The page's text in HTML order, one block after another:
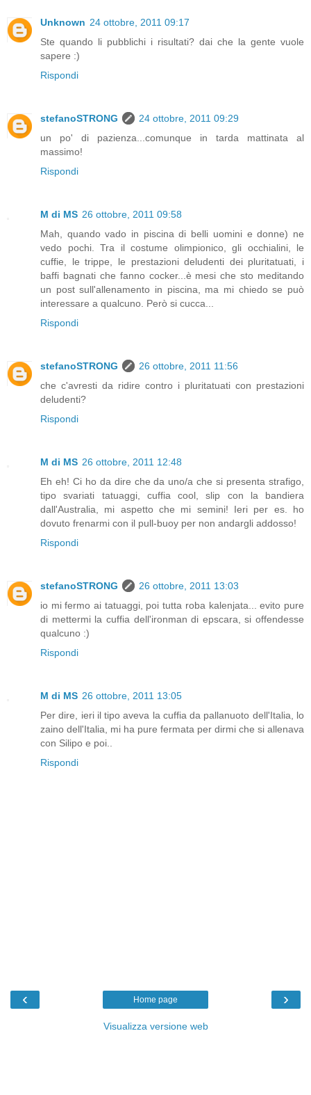
Unknown 24 ottobre, 2011 09:17
Ste quando li pubblichi i risultati? dai che la gente vuole
sapere :)
Rispondi
stefanoSTRONG
24 ottobre, 2011 09:29
un po' di pazienza...comunque in tarda mattinata al
massimo!
Rispondi
M di MS 26 ottobre, 2011 09:58
Mah, quando vado in piscina di belli uomini e donne) ne
vedo pochi. Tra il costume olimpionico, gli occhialini, le
cuffie, le trippe, le prestazioni deludenti dei pluritatuati, i
baffi bagnati che fanno cocker...è mesi che sto meditando
un post sull'allenamento in piscina, ma mi chiedo se può
interessare a qualcuno. Però si cucca...
Rispondi
stefanoSTRONG
26 ottobre, 2011 11:56
che c'avresti da ridire contro i pluritatuati con prestazioni
deludenti?
Rispondi
M di MS 26 ottobre, 2011 12:48
Eh eh! Ci ho da dire che da uno/a che si presenta strafigo,
tipo svariati tatuaggi, cuffia cool, slip con la bandiera
dall'Australia, mi aspetto che mi semini! Ieri per es. ho
dovuto frenarmi con il pull-buoy per non andargli addosso!
Rispondi
stefanoSTRONG
26 ottobre, 2011 13:03
io mi fermo ai tatuaggi, poi tutta roba kalenjata... evito pure
di mettermi la cuffia dell'ironman di epscara, si offendesse
qualcuno :)
Rispondi
M di MS 26 ottobre, 2011 13:05
Per dire, ieri il tipo aveva la cuffia da pallanuoto dell'Italia, lo
zaino dell'Italia, mi ha pure fermata per dirmi che si allenava
con Silipo e poi..
Rispondi
‹ ›
Home page
Visualizza versione web